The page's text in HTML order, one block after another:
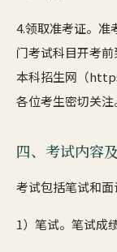
4.领取准考证。准
门考试科目开考
本科招生网（
各位考生密切关注
四、考试内容
考试包括笔试和面
1）笔试。笔试成